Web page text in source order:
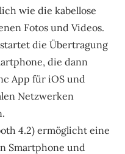
wie die kabellose
Fotos und Videos.
die Übertragung
die dann
App für iOS und
Netzwerken
4.2) ermöglicht eine
Smartphone und